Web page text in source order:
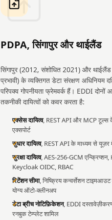
PDPA, सिंगापुर और थाईलैंड
सिंगापुर (2012, संशोधित 2021) और
प्रभावी) के व्यक्तिगत डेटा संरक्षण अधिनियम
परिपक्व गोपनीयता फ्रेमवर्क हैं। EDDI दोनों
तकनीकी दायित्वों को कवर करता है:
एक्सेस दायित्व, REST API और MCP टूल्स
एक्सपोर्ट
सुधार दायित्व, REST API के माध्यम से यूज़र
सुरक्षा दायित्व, AES-256-GCM
Keycloak OIDC, RBAC
रिटेंशन सीमा, निष्क्रिय कन्वर्सेशन
योग्य ऑटो-क्लीनअप
डेटा ब्रीच नोटिफ़िकेशन, EDDI
रनबुक टेम्प्लेट शामिल